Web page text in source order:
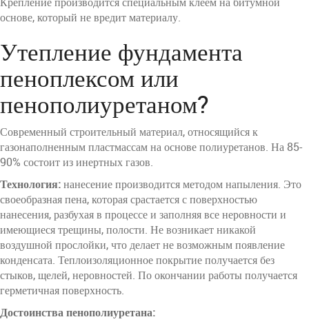
основе, который не вредит материалу.
Утепление фундамента
пеноплексом или
пенополиуретаном?
Современный строительный материал, относящийся к
газонаполненным пластмассам на основе полиуретанов. На 85-
90% состоит из инертных газов.
Технология:нанесение производится методом напыления. Это
своеобразная пена, которая срастается с поверхностью
нанесения, разбухая в процессе и заполняя все неровности и
имеющиеся трещины, полости. Не возникает никакой
воздушной прослойки, что делает не возможным появление
конденсата. Теплоизоляционное покрытие получается без
стыков, щелей, неровностей. По окончании работы получается
герметичная поверхность.
Достоинства пенополиуретана: